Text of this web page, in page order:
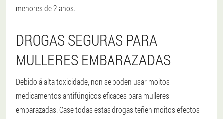
menores de 2 anos.
DROGAS SEGURAS PARA
MULLERES EMBARAZADAS
Debido á alta toxicidade, non se poden usar moitos
medicamentos antifúngicos eficaces para mulleres
embarazadas. Case todas estas drogas teñen moitos efectos